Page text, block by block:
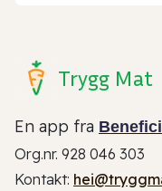
Trygg Mat
En app fra
Org.nr. 928 046 303
Kontakt: